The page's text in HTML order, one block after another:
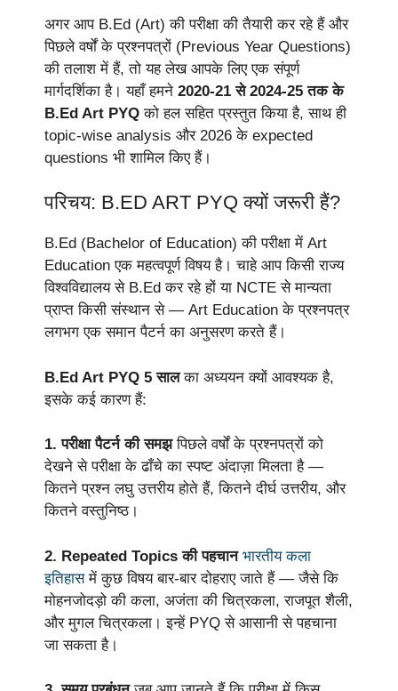
अगर आप B.Ed (Art) की परीक्षा की तैयारी कर रहे हैं और
पिछले वर्षों के प्रश्नपत्रों (Previous Year Questions)
की तलाश में हैं, तो यह लेख आपके लिए एक संपूर्ण
मार्गदर्शिका है। यहाँ हमने 2020-21 से 2024-25 तक के
B.Ed Art PYQ को हल सहित प्रस्तुत किया है, साथ ही
topic-wise analysis और 2026 के expected
questions भी शामिल किए हैं।
परिचय: B.ED ART PYQ क्यों जरूरी हैं?
B.Ed (Bachelor of Education) की परीक्षा में Art
Education एक महत्वपूर्ण विषय है। चाहे आप किसी राज्य
विश्वविद्यालय से B.Ed कर रहे हों या NCTE से मान्यता
प्राप्त किसी संस्थान से — Art Education के प्रश्नपत्र
लगभग एक समान पैटर्न का अनुसरण करते हैं।
B.Ed Art PYQ 5 सालका अध्ययन क्यों आवश्यक है,
इसके कई कारण हैं:
1. परीक्षा पैटर्न की समझपिछले वर्षों के प्रश्नपत्रों को
देखने से परीक्षा के ढाँचे का स्पष्ट अंदाज़ा मिलता है —
कितने प्रश्न लघु उत्तरीय होते हैं, कितने दीर्घ उत्तरीय, और
कितने वस्तुनिष्ठ।
2. Repeated Topics की पहचान भारतीय कला
इतिहासमें कुछ विषय बार-बार दोहराए जाते हैं — जैसे कि
मोहनजोदड़ो की कला, अजंता की चित्रकला, राजपूत शैली,
और मुगल चित्रकला। इन्हें PYQ से आसानी से पहचाना
जा सकता है।